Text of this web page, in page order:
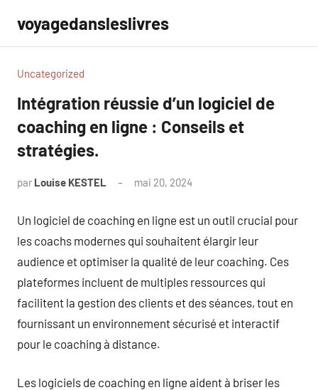
contenu
voyagedansleslivres
Uncategorized
Intégration réussie d’un logiciel de
coaching en ligne : Conseils et
stratégies.
par Louise KESTEL mai 20, 2024
Un logiciel de coaching en ligne est un outil crucial pour
les coachs modernes qui souhaitent élargir leur
audience et optimiser la qualité de leur coaching. Ces
plateformes incluent de multiples ressources qui
facilitent la gestion des clients et des séances, tout en
fournissant un environnement sécurisé et interactif
pour le coaching à distance.
Les logiciels de coaching en ligne aident à briser les